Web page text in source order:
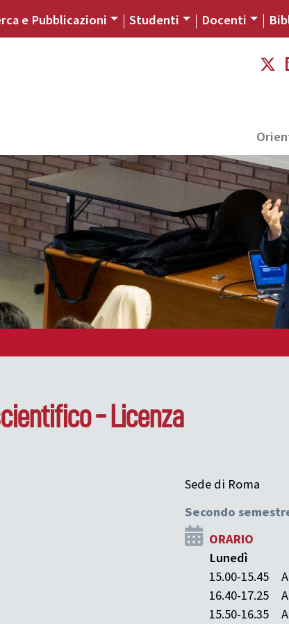
e Pubblicazioni Studenti Docenti
- Licenza
Sede di Roma
Secondo
ORARIO
Lunedì
15.00-15.45
16.40-17.25
15.50-16.35